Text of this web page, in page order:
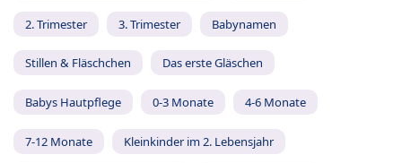
2. Trimester 3. Trimester Babynamen
Stillen & Fläschchen Das erste Gläschen
Babys Hautpflege 0-3 Monate 4-6 Monate
7-12 Monate Kleinkinder im 2. Lebensjahr